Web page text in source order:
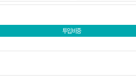
투입비중